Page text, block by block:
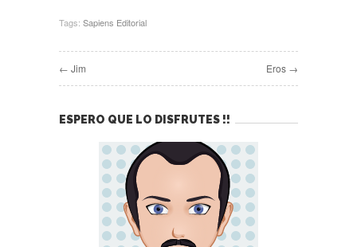
Tags: Sapiens Editorial
← Jim Eros →
ESPERO QUE LO DISFRUTES !!